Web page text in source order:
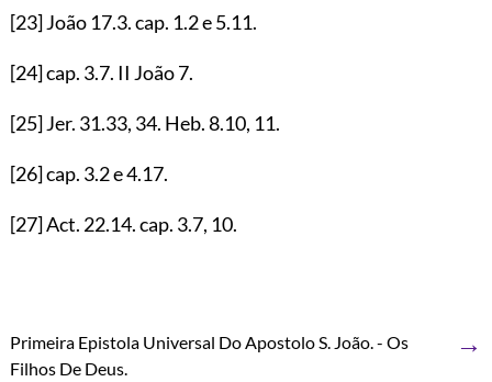
[23]João 17.3. cap. 1.2e5.11.
[24]cap. 3.7. II João7.
[25]Jer. 31.33, 34. Heb.8.10, 11.
[26]cap. 3.2e4.17.
[27]Act. 22.14. cap. 3.7, 10.
Primeira Epistola Universal Do Apostolo S. João. - Os
Filhos De Deus.
→